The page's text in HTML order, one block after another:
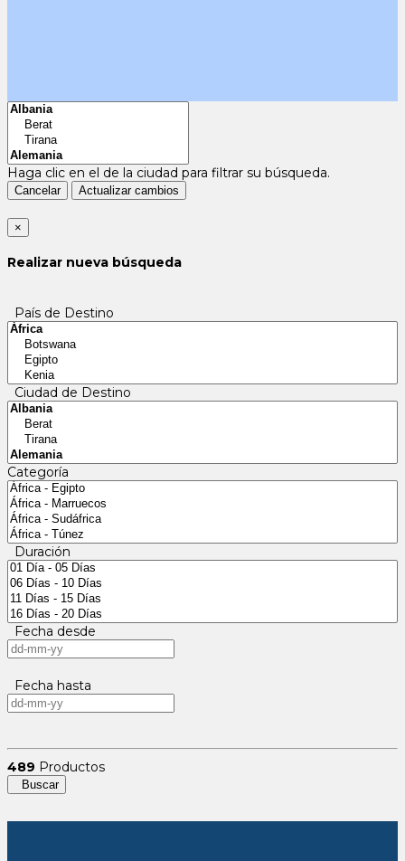
Haga clic en el de la ciudad para filtrar su búsqueda.
Cancelar Actualizar cambios
×
Realizar nueva búsqueda
País de Destino
Ciudad de Destino
Categoría
Duración
Fecha desde
Fecha hasta
489 Productos
Buscar